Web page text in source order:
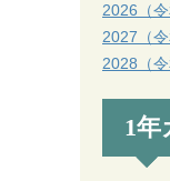
2026（
2027（
2028（
1年